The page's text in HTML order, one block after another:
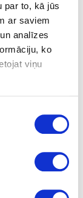
par to, kā jūs
ar saviem
analīzes
ko
viņu
VS ENVI SPACE